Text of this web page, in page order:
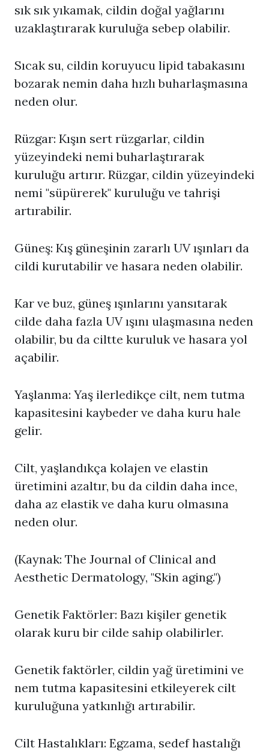
sık sık yıkamak, cildin doğal yağlarını
uzaklaştırarak kuruluğa sebep olabilir.
Sıcak su, cildin koruyucu lipid tabakasını
bozarak nemin daha hızlı buharlaşmasına
neden olur.
Rüzgar: Kışın sert rüzgarlar, cildin
yüzeyindeki nemi buharlaştırarak
kuruluğu artırır. Rüzgar, cildin yüzeyindeki
nemi "süpürerek" kuruluğu ve tahrişi
artırabilir.
Güneş: Kış güneşinin zararlı UV ışınları da
cildi kurutabilir ve hasara neden olabilir.
Kar ve buz, güneş ışınlarını yansıtarak
cilde daha fazla UV ışını ulaşmasına neden
olabilir, bu da ciltte kuruluk ve hasara yol
açabilir.
Yaşlanma: Yaş ilerledikçe cilt, nem tutma
kapasitesini kaybeder ve daha kuru hale
gelir.
Cilt, yaşlandıkça kolajen ve elastin
üretimini azaltır, bu da cildin daha ince,
daha az elastik ve daha kuru olmasına
neden olur.
(Kaynak: The Journal of Clinical and
Aesthetic Dermatology, "Skin aging.")
Genetik Faktörler: Bazı kişiler genetik
olarak kuru bir cilde sahip olabilirler.
Genetik faktörler, cildin yağ üretimini ve
nem tutma kapasitesini etkileyerek cilt
kuruluğuna yatkınlığı artırabilir.
Cilt Hastalıkları: Egzama, sedef hastalığı